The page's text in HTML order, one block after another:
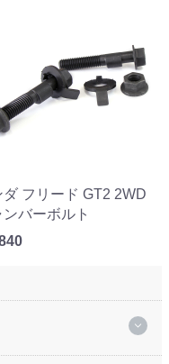
ダ フリード GT2 2WD
ンバーボルト